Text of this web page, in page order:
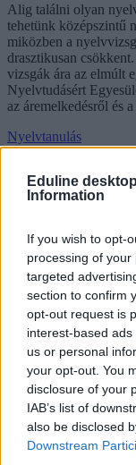
Eduline
Information
If you wish to opt-
processing of
targeted
section to confirm
opt-out request is
interest-based
us or personal
your opt-out. You
disclosure of your
IAB’s list of
also be disclosed
Downstream
Alig találni olyan
tehetünk középszintű
miközben a
drasztikusan
vizsgák ára az elmúlt
Nyelvtudásért
az áremelkedésről és
Nyelvtanulás
Székács Linda
Tényleg elvész a
kötelező a
nem
Eltörölte a kötelező
Rozgonyi Zoltán, a
Nyelvvizsgaközpont
hogy a nyelvtudás
bemeneti oldalra".
Nyelvtanulás
Székács Linda